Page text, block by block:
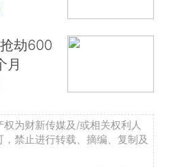
劫600
月
为财新传媒及/或相关权利人
禁止进行转载、摘编、复制及